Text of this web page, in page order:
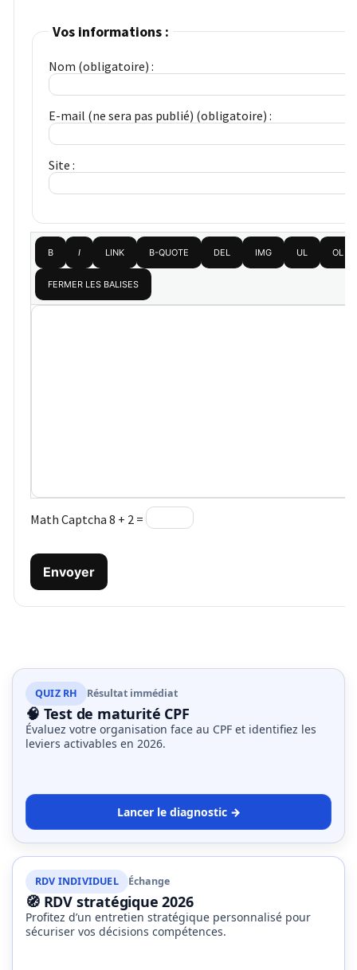
Vos informations :
Nom (obligatoire) :
E-mail (ne sera pas publié) (obligatoire) :
Site :
Math Captcha 8 + 2 =
Envoyer
QUIZ RH Résultat immédiat
🧠 Test de maturité CPF
Évaluez votre organisation face au CPF et identifiez les
leviers activables en 2026.
Lancer le diagnostic →
RDV INDIVIDUEL Échange
🧭 RDV stratégique 2026
Profitez d’un entretien stratégique personnalisé pour
sécuriser vos décisions compétences.